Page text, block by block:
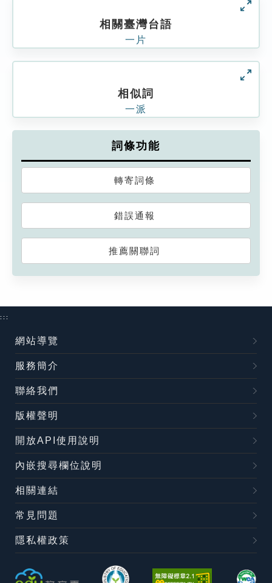
相關臺灣台語
一片
相似詞
一派
詞條功能
轉寄詞條
錯誤通報
推薦關聯詞
:::
網站導覽
服務簡介
聯絡我們
版權聲明
開放API使用說明
內嵌搜尋欄位說明
相關連結
常見問題
隱私權政策